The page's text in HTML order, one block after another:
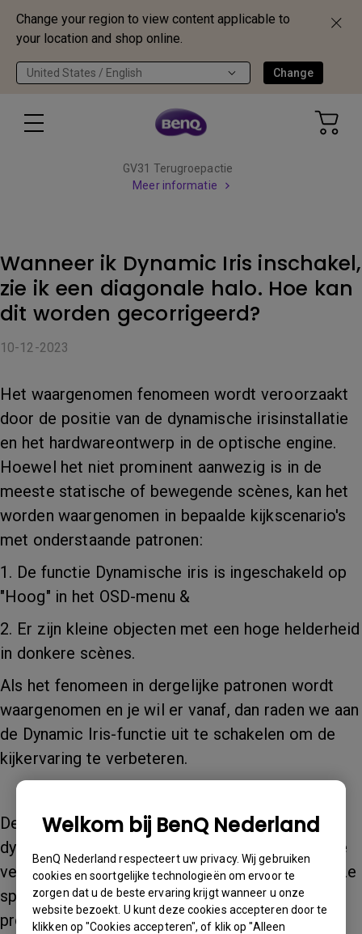
Change your region to view content applicable to
your location and shop online.
United States / English Change
Welkom bij BenQ Nederland
BenQ Nederland respecteert uw privacy. Wij gebruiken
cookies en soortgelijke technologieën om ervoor te
zorgen dat u de beste ervaring krijgt wanneer u onze
website bezoekt. U kunt deze cookies accepteren door te
klikken op "Cookies accepteren", of klik op "Alleen
GV31 Terugroepactie
Meer informatie
Wanneer ik Dynamic Iris inschakel,
zie ik een diagonale halo. Hoe kan
dit worden gecorrigeerd?
10-12-2023
Het waargenomen fenomeen wordt veroorzaakt
door de positie van de dynamische irisinstallatie
en het hardwareontwerp in de optische engine.
Hoewel het niet prominent aanwezig is in de
meeste statische of bewegende scènes, kan het
worden waargenomen in bepaalde kijkscenario's
met onderstaande patronen:
1. De functie Dynamische iris is ingeschakeld op
"Hoog" in het OSD-menu &
2. Er zijn kleine objecten met een hoge helderheid
in donkere scènes.
Als het fenomeen in dergelijke patronen wordt
waargenomen en je wil er vanaf, dan raden we aan
de Dynamic Iris-functie uit te schakelen om de
kijkervaring te verbeteren.
De Dynamic Iris-technologie is bedoeld om het
dynamische contrast van bewegende beelden te
verbeteren. We raden je ten zeerste aan om deze
speciale functie van je W5700 projector uit te
proberen en het verschil te voelen voor jouw